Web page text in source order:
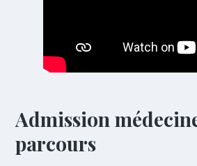
Admission
parcours